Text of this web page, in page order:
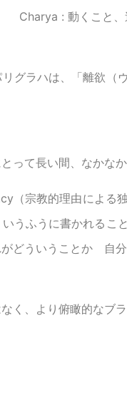
Charya : 動くこと、
グラハは、「離欲（
って長い間、なかな
（宗教的理由による
うふうに書かれるこ
どういうことか 自
く、より俯瞰的なブ